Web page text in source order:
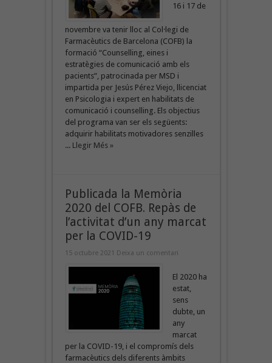
16 i 17 de
novembre va tenir lloc al Col·legi de
Farmacèutics de Barcelona (COFB) la
formació “Counselling, eines i
estratègies de comunicació amb els
pacients”, patrocinada per MSD i
impartida per Jesús Pérez Viejo, llicenciat
en Psicologia i expert en habilitats de
comunicació i counselling. Els objectius
del programa van ser els següents:
adquirir habilitats motivadores senzilles
... Llegir Més »
Publicada la Memòria
2020 del COFB. Repàs de
l’activitat d’un any marcat
per la COVID-19
15 octubre 2021 Deixa un comentari
El 2020 ha
estat,
sens
dubte, un
any
marcat
per la COVID-19, i el compromís dels
farmacèutics dels diferents àmbits